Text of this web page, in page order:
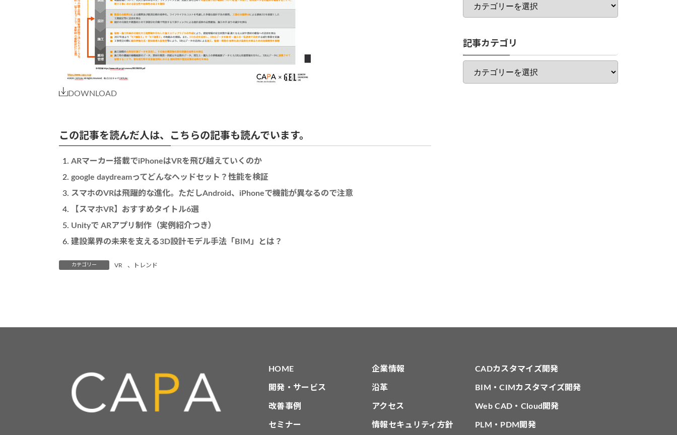
DOWNLOAD
この記事を読んだ人は、こちらの記事も読んでいます。
ARマーカー搭載でiPhoneはVRを飛び越えていくのか
google daydreamってどんなヘッドセット？性能を検証
スマホのVRは飛躍的な進化。ただしAndroid、iPhoneで機能が異なるので注意
【スマホVR】おすすめタイトル6選
Unityで ARアプリ制作（実例紹介つき）
建設業界の未来を支える3D設計モデル手法「BIM」とは？
カテゴリー VR 、 トレンド
ゴ
一
覧
記事カテゴリ
記
カ
HOME
開発・サービス
改善事例
セミナー
企業情報
沿革
アクセス
情報セキュリティ方針
CADカスタマイズ開発
BIM・CIMカスタマイズ開発
Web CAD・Cloud開発
PLM・PDM開発